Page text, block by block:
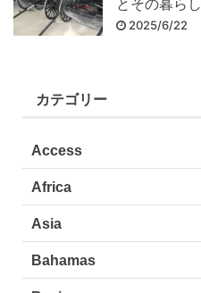
とその暮らし
2025/6/22
カテゴリー
Access
Africa
Asia
Bahamas